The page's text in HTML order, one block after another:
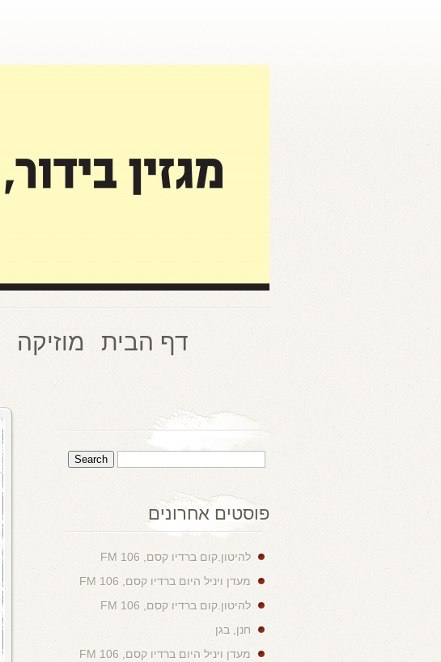
דף הבית מוזיקה
פוסטים אחרונים
להיטון.קום ברדיו קסם, 106 FM
מעדן ויניל היום ברדיו קסם, 106 FM
להיטון.קום ברדיו קסם, 106 FM
חנן, בגן
מעדן ויניל היום ברדיו קסם, 106 FM